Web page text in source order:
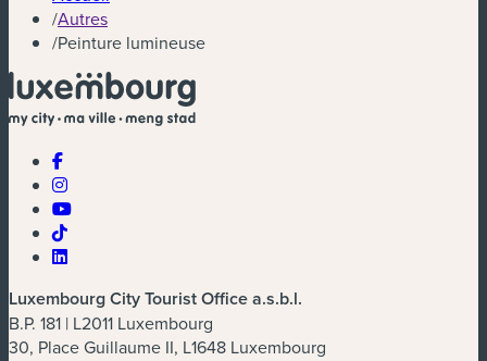
/Autres
/Peinture lumineuse
Luxembourg City Tourist Office a.s.b.l.
B.P. 181 | L2011 Luxembourg
30, Place Guillaume II, L1648 Luxembourg